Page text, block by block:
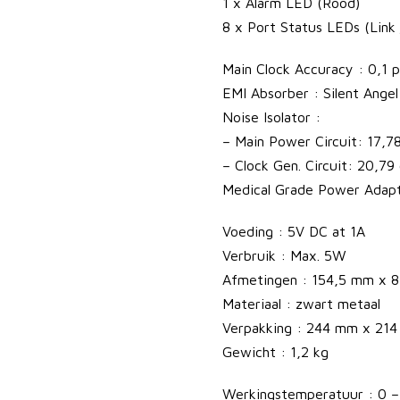
c
M
1
s
t
r
e
m
e
r
a
a
n
t
8 x Port Status LEDs
Main Clock Accuracy : 0,1
EMI Absorber : Silent
Noise Isolator :
– Main Power Circuit:
– Clock Gen. Circuit: 20,79
Medical Grade Power
Voeding : 5V DC at 1A
Verbruik : Max. 5W
Afmetingen : 154,5 mm x
Materiaal : zwart metaal
Verpakking : 244 mm x
Gewicht : 1,2 kg
Werkingstemperatuur : 0 –